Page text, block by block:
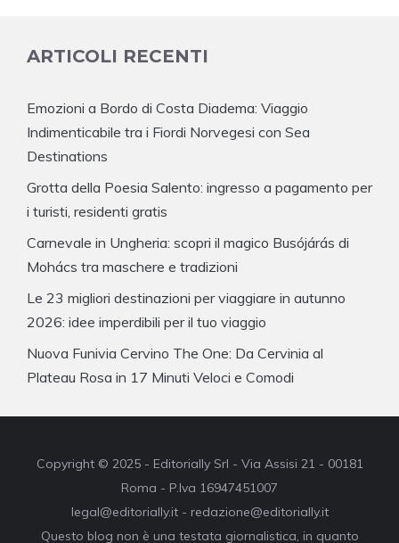
ARTICOLI RECENTI
Emozioni a Bordo di Costa Diadema: Viaggio
Indimenticabile tra i Fiordi Norvegesi con Sea
Destinations
Grotta della Poesia Salento: ingresso a pagamento per
i turisti, residenti gratis
Carnevale in Ungheria: scopri il magico Busójárás di
Mohács tra maschere e tradizioni
Le 23 migliori destinazioni per viaggiare in autunno
2026: idee imperdibili per il tuo viaggio
Nuova Funivia Cervino The One: Da Cervinia al
Plateau Rosa in 17 Minuti Veloci e Comodi
Copyright © 2025 - Editorially Srl - Via Assisi 21 - 00181
Roma - P.Iva 16947451007
legal@editorially.it - redazione@editorially.it
Questo blog non è una testata giornalistica, in quanto